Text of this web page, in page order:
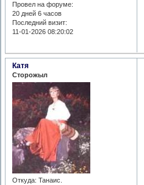
Провел на форуме:
20 дней 6 часов
Последний визит:
11-01-2026 08:20:02
Катя
Сторожыл
Откуда: Танаис.